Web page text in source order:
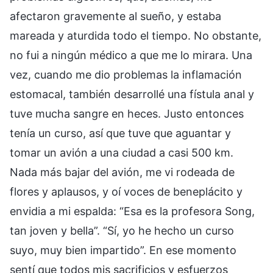
afectaron gravemente al sueño, y estaba
mareada y aturdida todo el tiempo. No obstante,
no fui a ningún médico a que me lo mirara. Una
vez, cuando me dio problemas la inflamación
estomacal, también desarrollé una fístula anal y
tuve mucha sangre en heces. Justo entonces
tenía un curso, así que tuve que aguantar y
tomar un avión a una ciudad a casi 500 km.
Nada más bajar del avión, me vi rodeada de
flores y aplausos, y oí voces de beneplácito y
envidia a mi espalda: “Esa es la profesora Song,
tan joven y bella”. “Sí, yo he hecho un curso
suyo, muy bien impartido”. En ese momento
sentí que todos mis sacrificios y esfuerzos